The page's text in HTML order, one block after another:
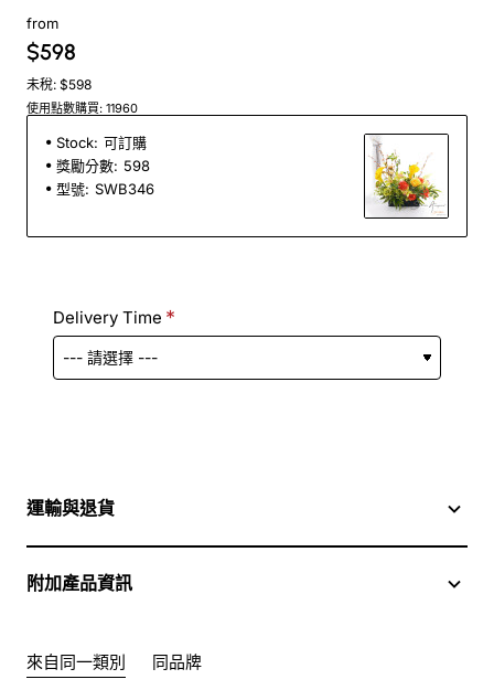
from
$598
未稅: $598
使用點數購買: 11960
Stock: 可訂購
獎勵分數: 598
型號: SWB346
Delivery Time
運輸與退貨
附加產品資訊
來自同一類別 同品牌